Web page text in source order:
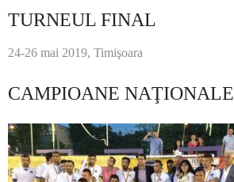
TURNEUL FINAL
24-26 mai 2019, Timişoara
CAMPIOANE NAŢIONALE